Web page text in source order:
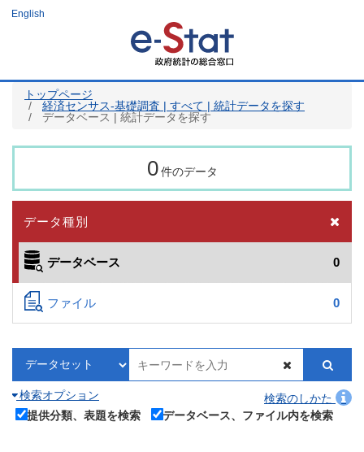
ツ
English
トップページ
経済センサス‐基礎調査 | すべて | 統計データを探す
データベース | 統計データを探す
0 件のデータ
データ種別
データベース 0
ファイル 0
検索オプション
検索のしかた
提供分類、表題を検索
データベース、ファイル内を検索